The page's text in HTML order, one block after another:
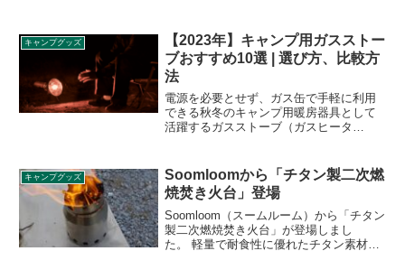
し、アウトドアで使った後もお手入れし
やすい仕様です。詳細をレビューしま
す。
キャンプグッズ
【2023年】キャンプ用ガスストー
ブおすすめ10選 | 選び方、比較方
法
電源を必要とせず、ガス缶で手軽に利用
できる秋冬のキャンプ用暖房器具として
活躍するガスストーブ（ガスヒータ
い、イワタニ、センゴクアラジン、
KOVEAなどメーカーごとの比較と共に、
おすすめの10製品をご紹介します。
キャンプグッズ
Soomloomから「チタン製二次燃
焼焚き火台」登場
Soomloom（スームルーム）から「チタン
製二次燃焼焚き火台」が登場しまし
た。 軽量で耐食性に優れたチタン素材を